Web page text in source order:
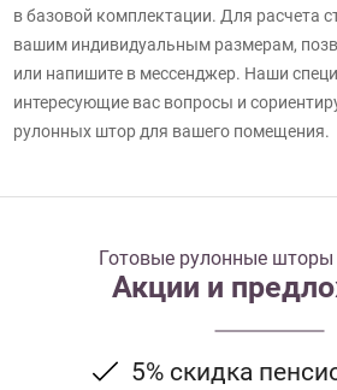
в базовой комплектации. Для расчета
вашим индивидуальным размерам,
или напишите в мессенджер. Наши
интересующие вас вопросы и
рулонных штор для вашего помещения.
Готовые рулонные
Акции и
5% скидка